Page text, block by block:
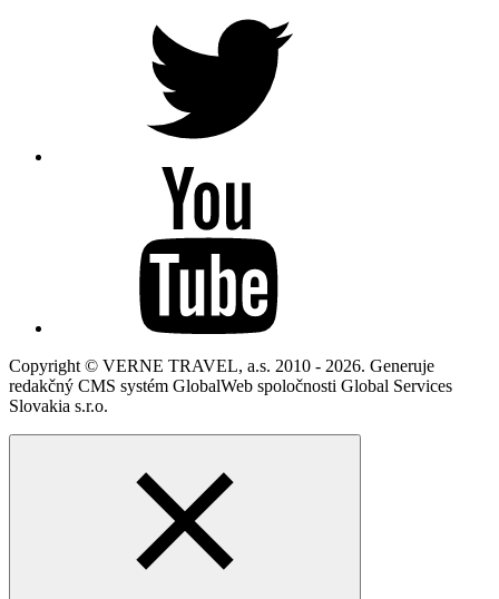
Copyright © VERNE TRAVEL, a.s. 2010 - 2026. Generuje
redakčný CMS systém GlobalWeb spoločnosti Global Services
Slovakia s.r.o.